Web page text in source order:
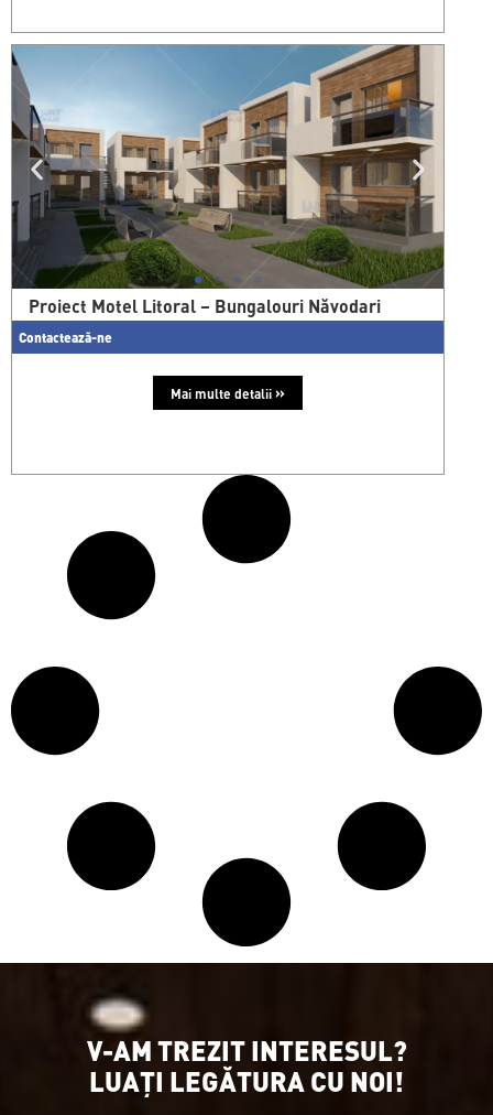
Proiect Motel Litoral – Bungalouri Năvodari
Contactează-ne
Mai multe detalii »
V-AM TREZIT INTERESUL?
LUAȚI LEGĂTURA CU NOI!